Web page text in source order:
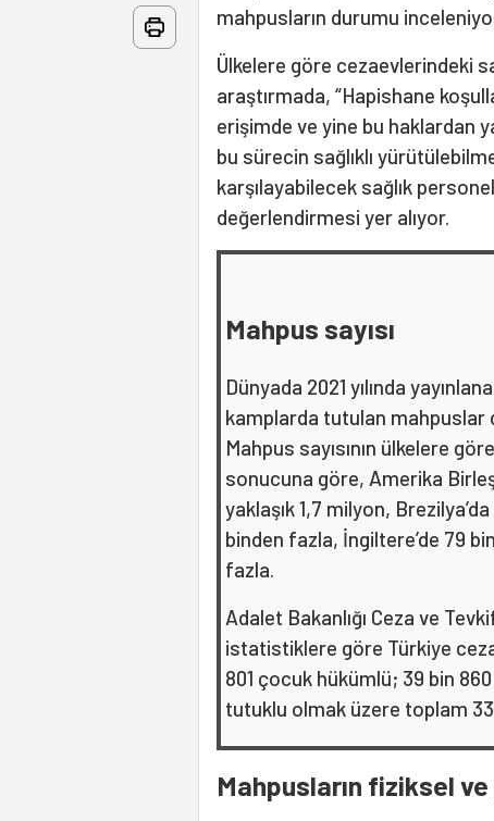
mahpusların durumu
Ülkelere göre cezaevlerindeki
araştırmada, “Hapishane
erişimde ve yine bu haklardan
bu sürecin sağlıklı
karşılayabilecek sağlık
değerlendirmesi yer alıyor.
Mahpus sayısı
Dünyada 2021 yılında
kamplarda tutulan mahpuslar
Mahpus sayısının ülkelere
sonucuna göre, Amerika
yaklaşık 1,7 milyon,
binden fazla, İngiltere’de 79
fazla.
Adalet Bakanlığı Ceza ve
istatistiklere göre Türkiye
801 çocuk hükümlü; 39 bin
tutuklu olmak üzere toplam
Mahpusların fiziksel